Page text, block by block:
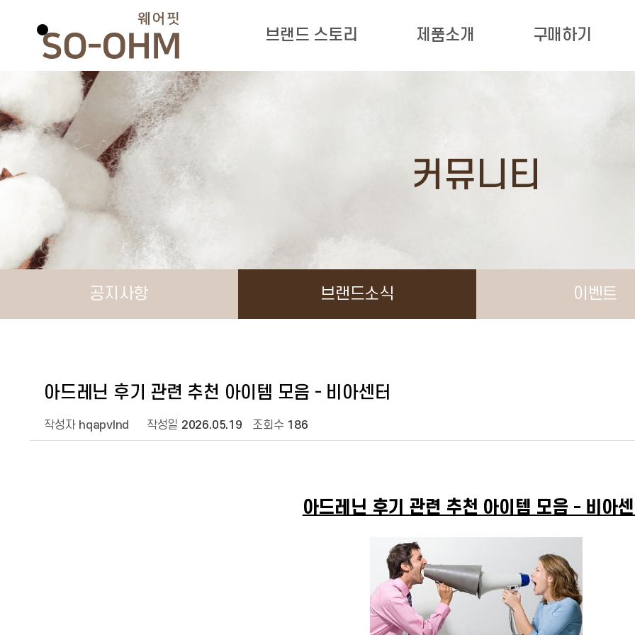
브랜드 스토리 제품소개 구매하기
커뮤니티
공지사항 브랜드소식 이벤트
아드레닌 후기 관련 추천 아이템 모음 - 비아센터
작성자 hqapvlnd 작성일 2026.05.19 조회수 186
아드레닌 후기 관련 추천 아이템 모음 - 비아